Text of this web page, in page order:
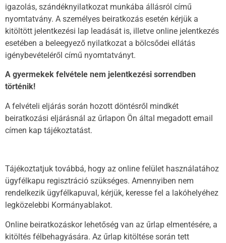
igazolás, szándéknyilatkozat munkába állásról című
nyomtatvány. A személyes beiratkozás esetén kérjük a
kitöltött jelentkezési lap leadását is, illetve online jelentkezés
esetében a beleegyező nyilatkozat a bölcsődei ellátás
igénybevételéről című nyomtatványt.
A gyermekek felvétele nem jelentkezési sorrendben
történik!
A felvételi eljárás során hozott döntésről mindkét
beiratkozási eljárásnál az űrlapon Ön által megadott email
címen kap tájékoztatást.
Tájékoztatjuk továbbá, hogy az online felület használatához
ügyfélkapu regisztráció szükséges. Amennyiben nem
rendelkezik ügyfélkapuval, kérjük, keresse fel a lakóhelyéhez
legközelebbi Kormányablakot.
Online beiratkozáskor lehetőség van az űrlap elmentésére, a
kitöltés félbehagyására. Az űrlap kitöltése során tett